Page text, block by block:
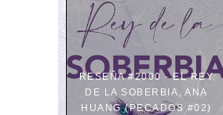
RESEÑA #2000 - EL REY
DE LA SOBERBIA, ANA
HUANG (PECADOS #02)